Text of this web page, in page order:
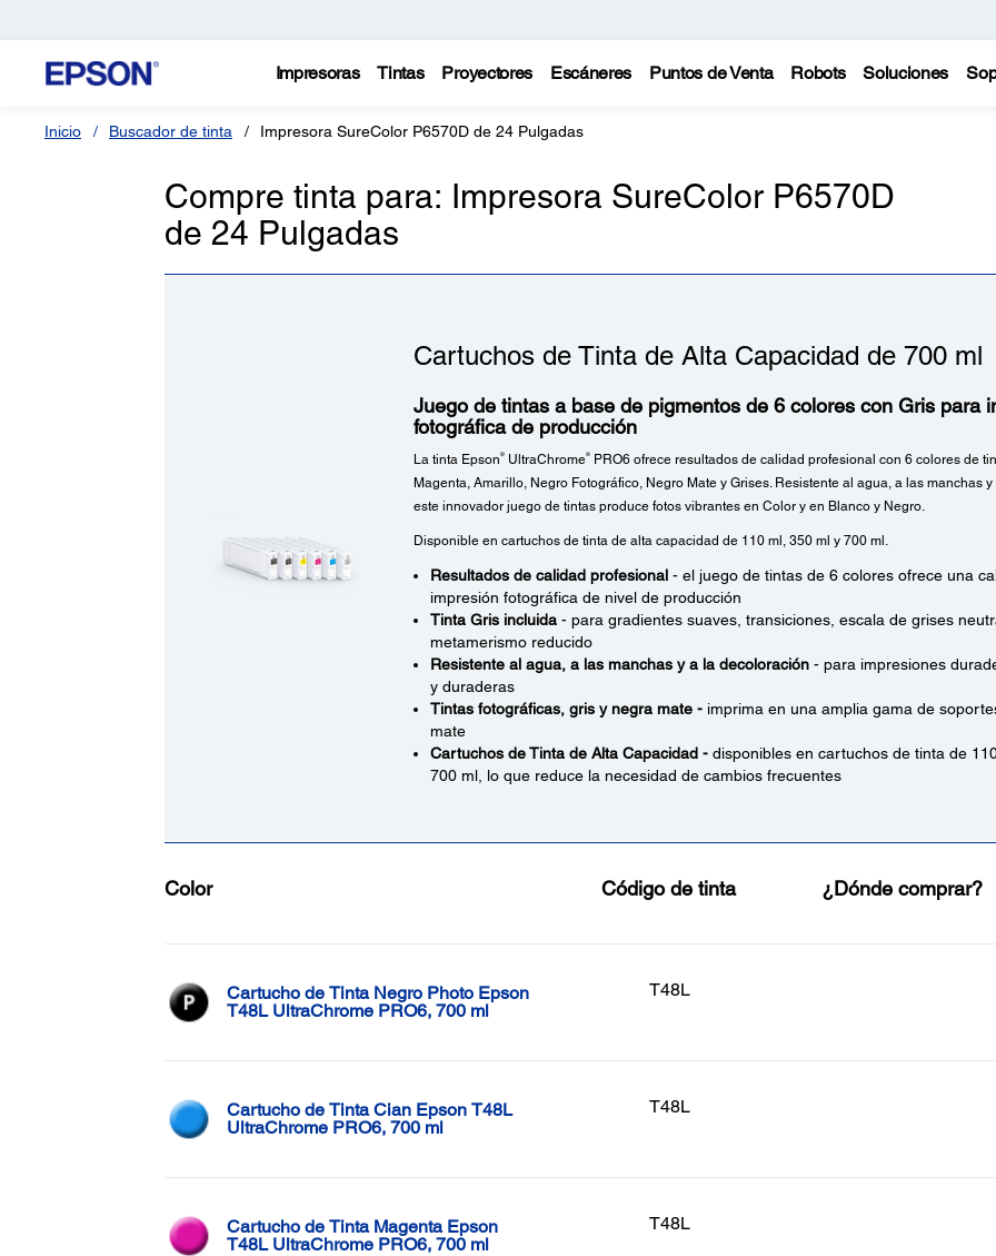
Impresoras Tintas Proyectores Escáneres Puntos de Venta Robots Soluciones
Inicio Buscador de tinta Impresora SureColor P6570D de 24 Pulgadas
Compre tinta para: Impresora SureColor P6570D
de 24 Pulgadas
Cartuchos de Tinta de Alta Capacidad de 700 ml
Juego de tintas a base de pigmentos de 6 colores con Gris para
fotográfica de producción
La tinta Epson ®UltraChrome®PRO6 ofrece resultados de calidad profesional con 6 colores de
Magenta, Amarillo, Negro Fotográfico, Negro Mate y Grises. Resistente al agua, a las manchas
este innovador juego de tintas produce fotos vibrantes en Color y en Blanco y Negro.
Disponible en cartuchos de tinta de alta capacidad de 110 ml, 350 ml y 700 ml.
Resultados de calidad profesional - el juego de tintas de 6 colores ofrece una
impresión fotográfica de nivel de producción
Tinta Gris incluida- para gradientes suaves, transiciones, escala de grises
metamerismo reducido
Resistente al agua, a las manchas y a la decoloración- para impresiones
y duraderas
Tintas fotográficas, gris y negra mate - imprima en una amplia gama de
mate
Cartuchos de Tinta de Alta Capacidad -disponibles en cartuchos de tinta de
700 ml, lo que reduce la necesidad de cambios frecuentes
Color Código de tinta ¿Dónde comprar?
Cartucho de Tinta Negro Photo Epson
T48L UltraChrome PRO6, 700 ml
T48L
Cartucho de Tinta Cian Epson T48L
UltraChrome PRO6, 700 ml
T48L
Cartucho de Tinta Magenta Epson
T48L UltraChrome PRO6, 700 ml
T48L